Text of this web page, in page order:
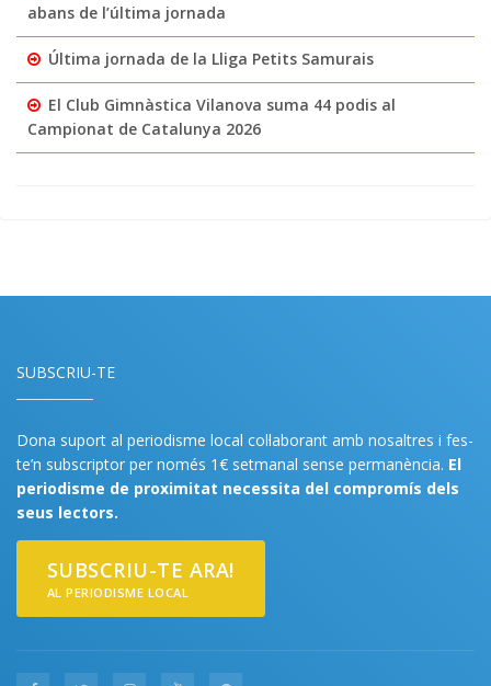
abans de l’última jornada
Última jornada de la Lliga Petits Samurais
El Club Gimnàstica Vilanova suma 44 podis al
Campionat de Catalunya 2026
SUBSCRIU-TE
Dona suport al periodisme local col·laborant amb nosaltres i fes-
te’n subscriptor per només 1€ setmanal sense permanència. El
periodisme de proximitat necessita del compromís dels
seus lectors.
SUBSCRIU-TE ARA!
AL PERIODISME LOCAL